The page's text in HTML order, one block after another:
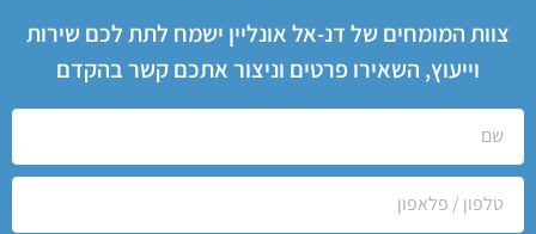
צוות המומחים של דנ-אל אונליין ישמח לתת לכם שירות
וייעוץ, השאירו פרטים וניצור אתכם קשר בהקדם